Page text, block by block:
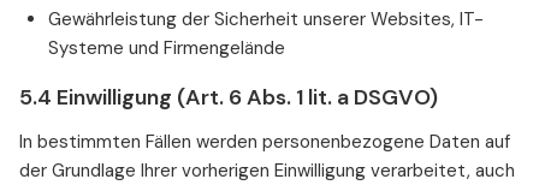
Gewährleistung der Sicherheit unserer Websites, IT-
Systeme und Firmengelände
5.4 Einwilligung (Art. 6 Abs. 1 lit. a DSGVO)
In bestimmten Fällen werden personenbezogene Daten auf
der Grundlage Ihrer vorherigen Einwilligung verarbeitet, auch